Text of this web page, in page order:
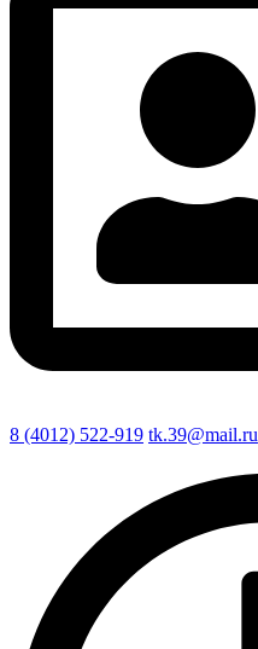
8 (4012) 522-919 tk.39@mail.ru